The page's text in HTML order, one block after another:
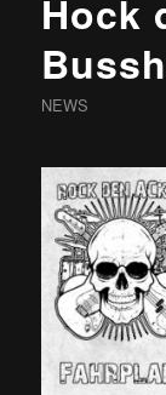
Hock
NEWS